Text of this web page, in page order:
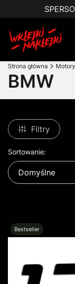
Strona główna Motory
BMW
Filtry
Lista
Sortowanie:
Domyślne
Bestseller